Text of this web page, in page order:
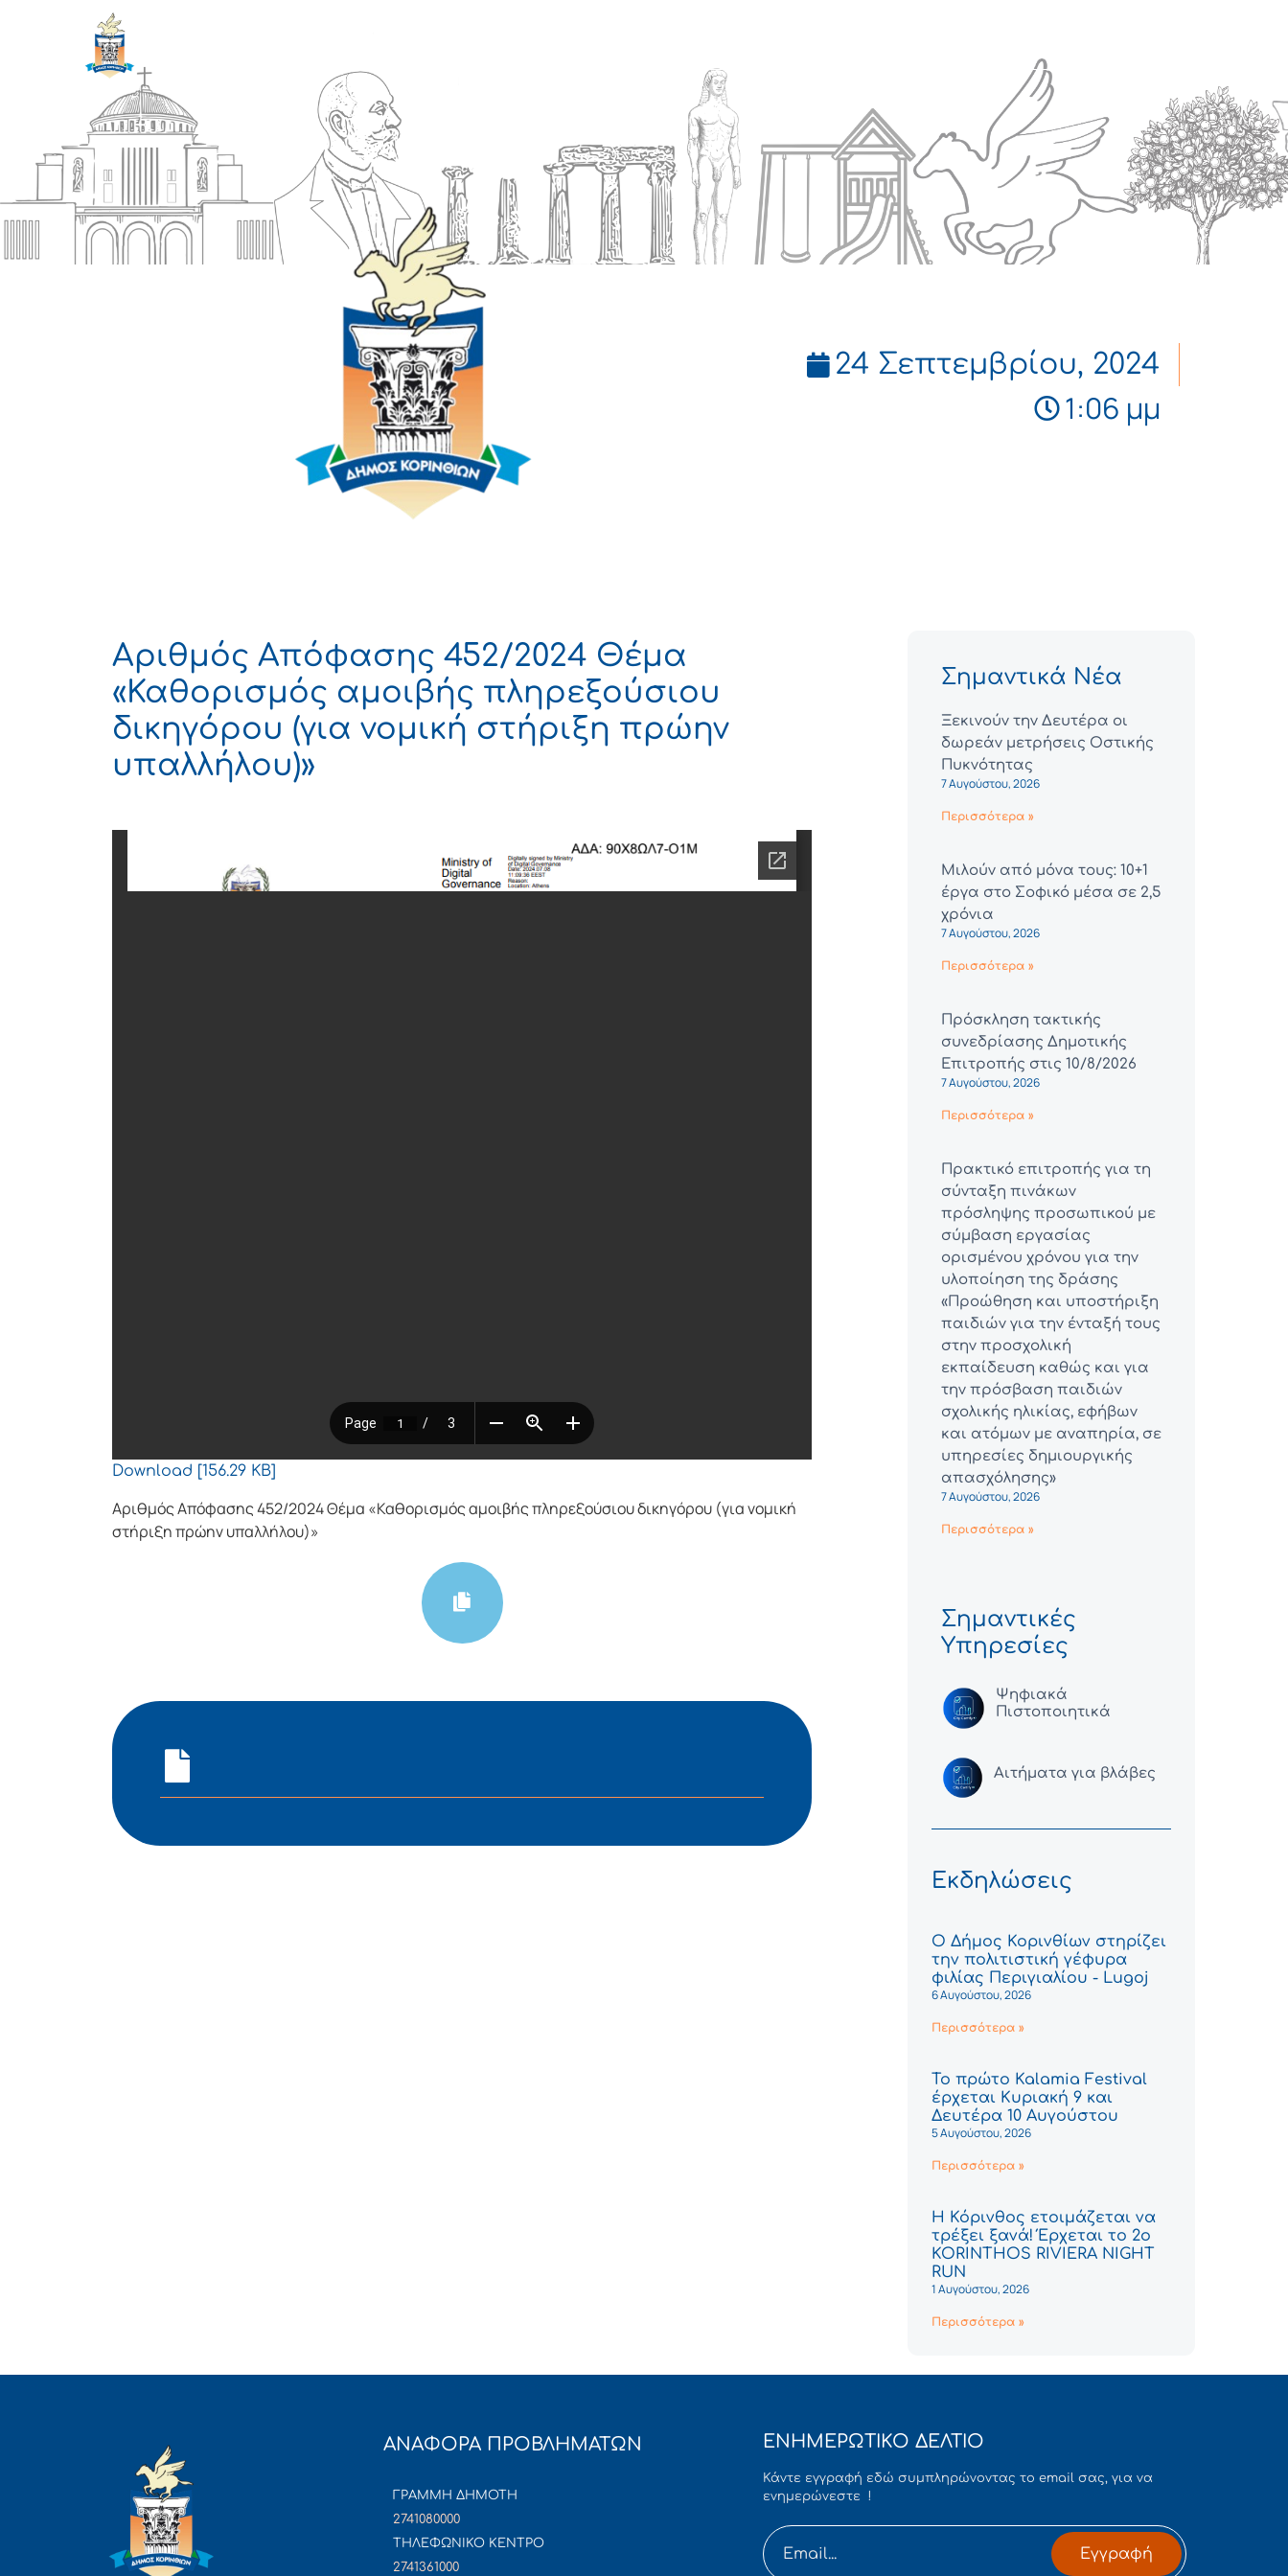
24 Σεπτεμβρίου, 2024
1:06 μμ
Αριθμός Απόφασης 452/2024 Θέμα
«Καθορισμός αμοιβής πληρεξούσιου
δικηγόρου (για νομική στήριξη πρώην
υπαλλήλου)»
Download [156.29 KB]
Αριθμός Απόφασης 452/2024 Θέμα «Καθορισμός αμοιβής πληρεξούσιου δικηγόρου (για νομική
στήριξη πρώην υπαλλήλου)»
Σημαντικά Νέα
Ξεκινούν την Δευτέρα οι
δωρεάν μετρήσεις Οστικής
Πυκνότητας
7 Αυγούστου, 2026
Περισσότερα »
Μιλούν από μόνα τους: 10+1
έργα στο Σοφικό μέσα σε 2,5
χρόνια
7 Αυγούστου, 2026
Περισσότερα »
Πρόσκληση τακτικής
συνεδρίασης Δημοτικής
Επιτροπής στις 10/8/2026
7 Αυγούστου, 2026
Περισσότερα »
Πρακτικό επιτροπής για τη
σύνταξη πινάκων
πρόσληψης προσωπικού με
σύμβαση εργασίας
ορισμένου χρόνου για την
υλοποίηση της δράσης
«Προώθηση και υποστήριξη
παιδιών για την ένταξή τους
στην προσχολική
εκπαίδευση καθώς και για
την πρόσβαση παιδιών
σχολικής ηλικίας, εφήβων
και ατόμων με αναπηρία, σε
υπηρεσίες δημιουργικής
απασχόλησης»
7 Αυγούστου, 2026
Περισσότερα »
Σημαντικές
Υπηρεσίες
Ψηφιακά
Πιστοποιητικά
Αιτήματα για βλάβες
Εκδηλώσεις
Ο Δήμος Κορινθίων στηρίζει
την πολιτιστική γέφυρα
φιλίας Περιγιαλίου - Lugoj
6 Αυγούστου, 2026
Περισσότερα »
Το πρώτο Kalamia Festival
έρχεται Κυριακή 9 και
Δευτέρα 10 Αυγούστου
5 Αυγούστου, 2026
Περισσότερα »
Η Κόρινθος ετοιμάζεται να
τρέξει ξανά! Έρχεται το 2ο
KORINTHOS RIVIERA NIGHT
RUN
1 Αυγούστου, 2026
Περισσότερα »
ΑΝΑΦΟΡΑ ΠΡΟΒΛΗΜΑΤΩΝ
ΓΡΑΜΜΗ ΔΗΜΟΤΗ
2741080000
ΤΗΛΕΦΩΝΙΚΟ ΚΕΝΤΡΟ
2741361000
ΕΝΗΜΕΡΩΤΙΚΟ ΔΕΛΤΙΟ
Κάντε εγγραφή εδώ συμπληρώνοντας το email σας, για να
ενημερώνεστε !
Εγγραφή